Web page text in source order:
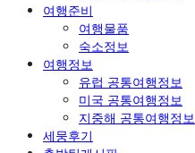
여행준비
여행물품
숙소정보
여행정보
유럽 공통여행정보
미국 공통여행정보
지중해 공통여행정보
세뭉후기